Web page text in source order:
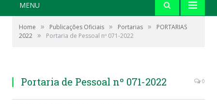
MENU
Home » Publicações Oficiais » Portarias »
PORTARIAS
2022 » Portaria de Pessoal nº 071-2022
Portaria de Pessoal nº 071-2022 0